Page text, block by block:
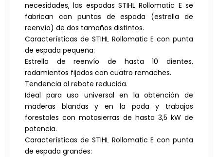
necesidades, las espadas STIHL Rollomatic E se
fabrican con puntas de espada (estrella de
reenvío) de dos tamaños distintos.
Características de STIHL Rollomatic E con punta
de espada pequeña:
Estrella de reenvío de hasta 10 dientes,
rodamientos fijados con cuatro remaches.
Tendencia al rebote reducida.
Ideal para uso universal en la obtención de
maderas blandas y en la poda y trabajos
forestales con motosierras de hasta 3,5 kW de
potencia.
Características de STIHL Rollomatic E con punta
de espada grandes: